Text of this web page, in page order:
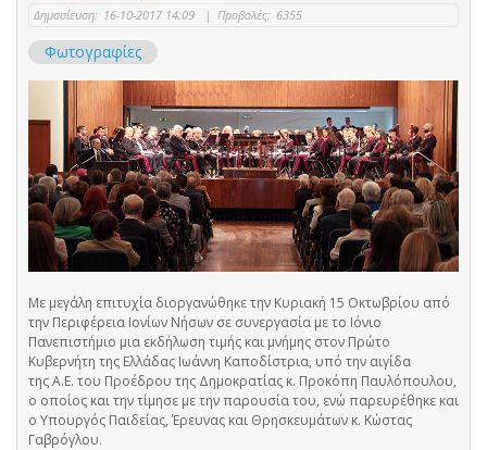
Δημοσίευση: 16-10-2017 14:09 | Προβολές: 6355
Φωτογραφίες
Με μεγάλη επιτυχία διοργανώθηκε την Κυριακή 15 Οκτωβρίου από
την Περιφέρεια Ιονίων Νήσων σε συνεργασία με το Ιόνιο
Πανεπιστήμιο μια εκδήλωση τιμής και μνήμης στον Πρώτο
Κυβερνήτη της Ελλάδας Ιωάννη Καποδίστρια, υπό την αιγίδα
της Α.Ε. του Προέδρου της Δημοκρατίας κ. Προκόπη Παυλόπουλου,
ο οποίος και την τίμησε με την παρουσία του, ενώ παρευρέθηκε και
ο Υπουργός Παιδείας, Έρευνας και Θρησκευμάτων κ. Κώστας
Γαβρόγλου.